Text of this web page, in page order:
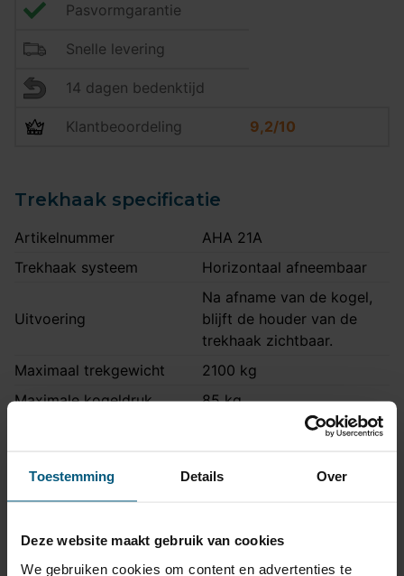
Toestemming Details Over
Deze website maakt gebruik van cookies
We gebruiken cookies om content en advertenties te
Pasvormgarantie
Snelle levering
14 dagen bedenktijd
Klantbeoordeling 9,2/10
Trekhaak specificatie
Artikelnummer
AHA 21A
Trekhaak systeem
Horizontaal afneembaar
Uitvoering
Na afname van de kogel,
blijft de houder van de
trekhaak zichtbaar.
Maximaal trekgewicht
2100 kg
Maximale kogeldruk
85 kg
Uitsnede zichtbaar
Ook voor fietsendrager
Ja